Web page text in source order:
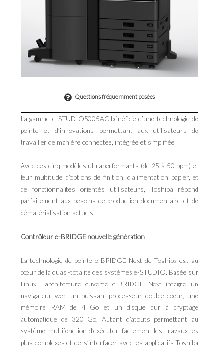
Questions fréquemment posées
La gamme e-STUDIO5005AC bénéficie d’une technologie de
pointe et d’innovations permettant aux utilisateurs de
travailler de manière connectée, intégrée et simplifiée.
Avec ces cinq modèles ultraperformants (de 25 à 50 ppm) et
leur multitude d’options de finition, d’alimentation papier, et
de fonctionnalités orientés utilisateurs, Toshiba répond
parfaitement aux besoins de production documentaire et de
dématérialisation actuels.
Contrôleur e-BRIDGE nouvelle génération
La technologie de pointe e-BRIDGE Next de Toshiba est au
cœur de la quasi-totalité des systèmes e-STUDIO. Basée sur
Linux, l’architecture ouverte e-BRIDGE Next intègre un
navigateur web, un puissant processeur double coeur, une
mémoire RAM de 4 Go et un disque dur à cryptage
automatique de 320 Go. Autant d’atouts permettant au
système multifonction d’exécuter facilement les travaux les
plus complexes et de s’interfacer avec les applicatifs Toshiba